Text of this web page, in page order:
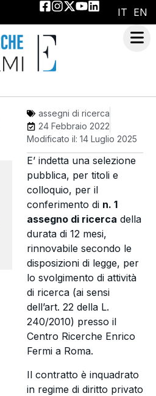
IT EN
assegni di ricerca
24 Febbraio 2022
Modificato il: 14 Luglio 2025
E’ indetta una selezione
pubblica, per titoli e
colloquio, per il
conferimento di n. 1
assegno di ricerca della
durata di 12 mesi,
rinnovabile secondo le
disposizioni di legge, per
lo svolgimento di attività
di ricerca (ai sensi
dell’art. 22 della L.
240/2010) presso il
Centro Ricerche Enrico
Fermi a Roma.
Il contratto è inquadrato
in regime di diritto privato